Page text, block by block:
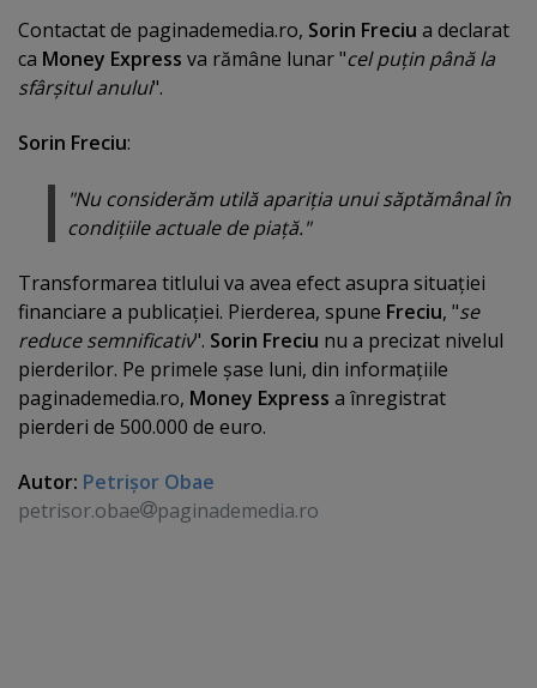
Contactat de paginademedia.ro, Sorin Freciu a declarat
ca Money Express va rămâne lunar "cel puţin până la
sfârşitul anului".
Sorin Freciu:
"Nu considerăm utilă apariţia unui săptămânal în
condiţiile actuale de piaţă."
Transformarea titlului va avea efect asupra situaţiei
financiare a publicaţiei. Pierderea, spune Freciu, "se
reduce semnificativ". Sorin Freciu nu a precizat nivelul
pierderilor. Pe primele şase luni, din informaţiile
paginademedia.ro, Money Express a înregistrat
pierderi de 500.000 de euro.
Autor: Petrişor Obae
petrisor.obae
paginademedia.ro